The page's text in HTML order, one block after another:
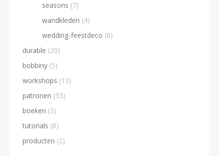
seasons (7)
wandkleden (4)
wedding-feestdeco (8)
durable (20)
bobbiny (5)
workshops (13)
patronen (33)
boeken (3)
tutorials (8)
producten (2)